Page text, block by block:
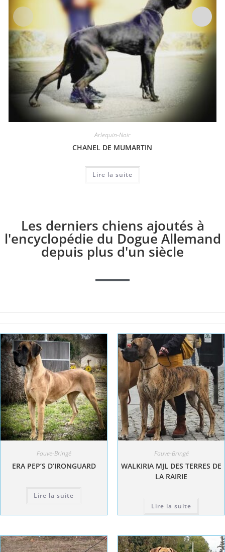
Arlequin-Noir
CHANEL DE MUMARTIN
Lire la suite
Les derniers chiens ajoutés à
l'encyclopédie du Dogue Allemand
depuis plus d'un siècle
Fauve-Bringé
ERA PEP’S D’IRONGUARD
Lire la suite
Fauve-Bringé
WALKIRIA MJL DES TERRES DE
LA RAIRIE
Lire la suite